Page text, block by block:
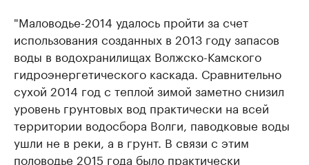
"Маловодье-2014 удалось пройти за счет
использования созданных в 2013 году запасов
воды в водохранилищах Волжско-Камского
гидроэнергетического каскада. Сравнительно
сухой 2014 год с теплой зимой заметно снизил
уровень грунтовых вод практически на всей
территории водосбора Волги, паводковые воды
ушли не в реки, а в грунт. В связи с этим
половодье 2015 года было практически